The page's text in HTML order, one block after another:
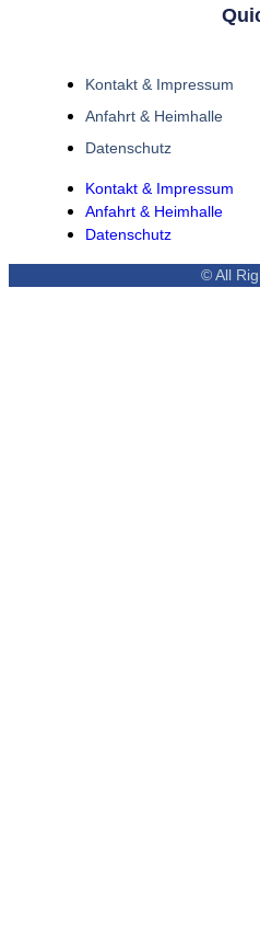
Kontakt & Impressum
Anfahrt & Heimhalle
Datenschutz
Kontakt & Impressum
Anfahrt & Heimhalle
Datenschutz
© All